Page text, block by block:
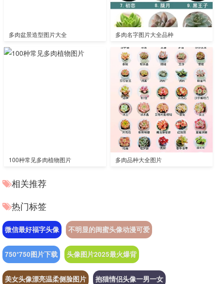
多肉盆景造型图片大全 多肉名字图片大全品种
100种常见多肉植物图片 多肉品种大全图片
相关推荐
热门标签
微信最好福字头像 不明显的闺蜜头像动漫可爱
750*750图片下载 头像图片2025最火爆背
美女头像漂亮温柔侧脸图片 抱猫情侣头像一男一女